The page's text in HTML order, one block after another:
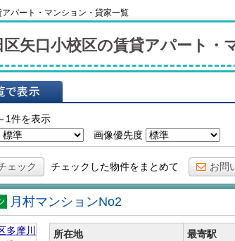
パート・マンション・貸家一覧
区矢口小校区の賃貸アパート・
1件を表示
画像優先度
ェック チェックした物件をまとめて お問
月村マンションNo2
所在地 最寄駅